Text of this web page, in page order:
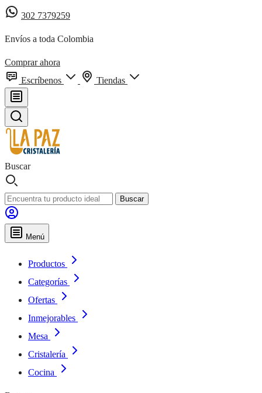
302 7379259
Envíos a toda Colombia
Comprar ahora
Escríbenos
Tiendas
Buscar
Buscar
Menú
Productos
Categorías
Ofertas
Inmejorables
Mesa
Cristalería
Cocina